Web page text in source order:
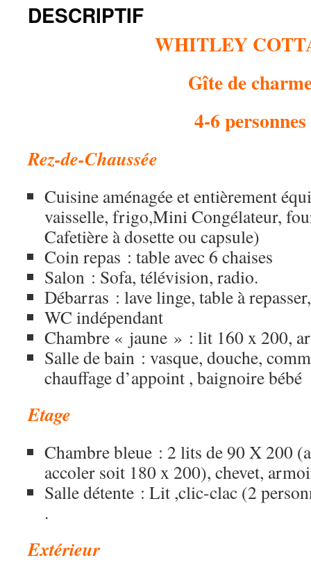
DESCRIPTIF
WHITLEY
Gîte de
4-6 personnes
Rez-de-Chaussée
Cuisine aménagée et entièrement
vaisselle, frigo,Mini Congélateur,
Cafetière à dosette ou capsule)
Coin repas : table avec 6 chaises
Salon : Sofa, télévision, radio.
Débarras : lave linge, table à
WC indépendant
Chambre « jaune » : lit 160 x 200,
Salle de bain : vasque, douche,
chauffage d’appoint , baignoire bébé
Etage
Chambre bleue : 2 lits de 90 X 200
accoler soit 180 x 200), chevet,
Salle détente : Lit ,clic-clac (2
.
Extérieur